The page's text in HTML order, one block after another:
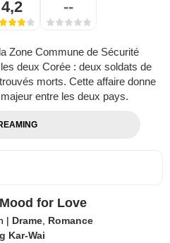
4,2 --
Zone Commune de Sécurité
deux Corée : deux soldats de
morts. Cette affaire donne
entre les deux pays.
for Love
| Drame Romance
Kar-Wai